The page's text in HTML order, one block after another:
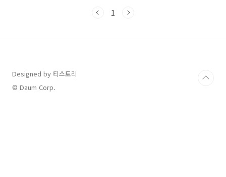
면역력 저하를 초래할 수 있어요. 철분은 비타민
리해드릴게요. ✅🏆 1. 영양제별 섭취 타이밍 정
항산화 작용💡 Tip: 비타민C는 산성이 강하므로
위가 약한 분들은 식후에 드세요!✅ 점심 식사 전
1
Designed by 티스토리
© Daum Corp.